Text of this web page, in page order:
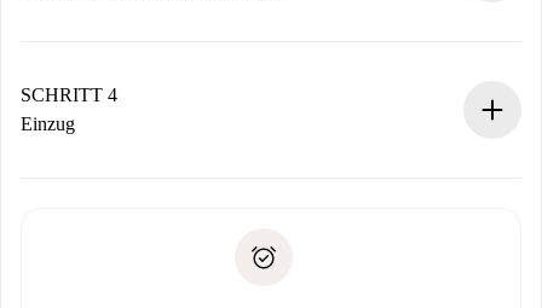
stellen den Kontakt her.
Wenn der Vermieter ablehnen muss, entstehen keine
SCHRITT 4
Einzug